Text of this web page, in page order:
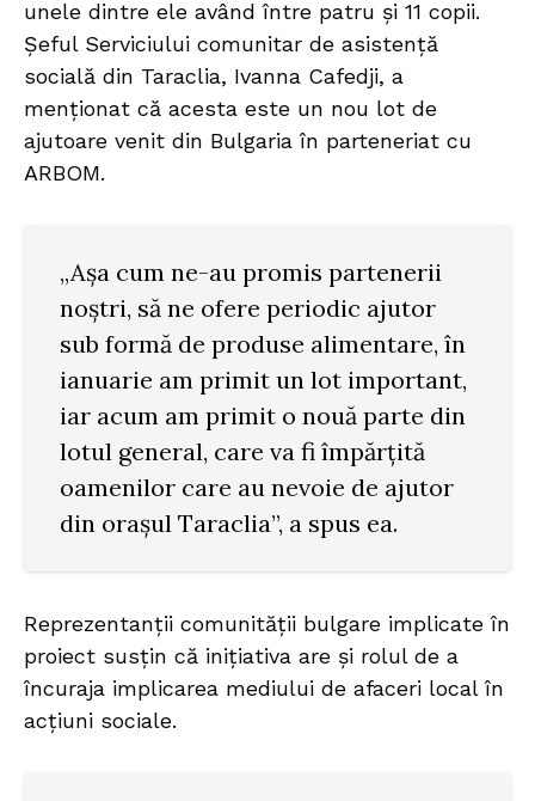
unele dintre ele având între patru și 11 copii.
Șeful Serviciului comunitar de asistență
socială din Taraclia, Ivanna Cafedji, a
menționat că acesta este un nou lot de
ajutoare venit din Bulgaria în parteneriat cu
ARBOM.
„Așa cum ne-au promis partenerii
noștri, să ne ofere periodic ajutor
sub formă de produse alimentare, în
ianuarie am primit un lot important,
iar acum am primit o nouă parte din
lotul general, care va fi împărțită
oamenilor care au nevoie de ajutor
din orașul Taraclia”, a spus ea.
Reprezentanții comunității bulgare implicate în
proiect susțin că inițiativa are și rolul de a
încuraja implicarea mediului de afaceri local în
acțiuni sociale.